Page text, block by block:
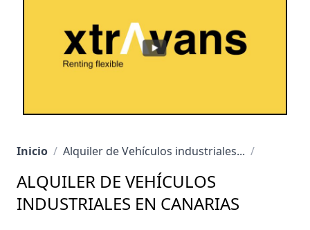
Inicio / Alquiler de Vehículos industriales... /
ALQUILER DE VEHÍCULOS
INDUSTRIALES EN CANARIAS